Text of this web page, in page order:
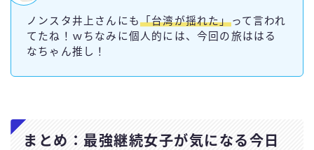
ノンスタ井上さんにも「台湾が揺れた」って言われ
てたね！ｗちなみに個人的には、今回の旅ははる
なちゃん推し！
まとめ：最強継続女子が気になる今日